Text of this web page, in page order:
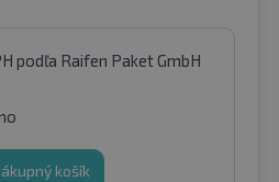
podľa Raifen Paket GmbH
košík